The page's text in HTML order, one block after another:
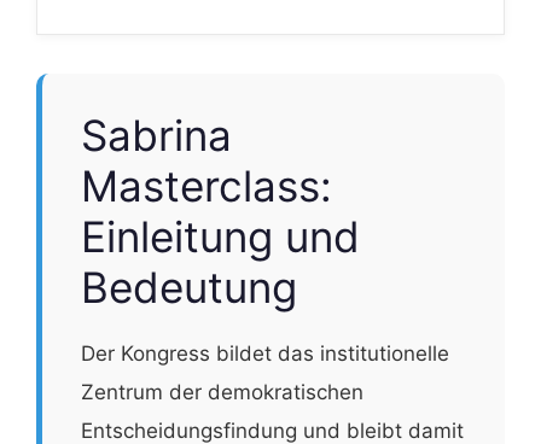
Sabrina
Masterclass:
Einleitung und
Bedeutung
Der Kongress bildet das institutionelle
Zentrum der demokratischen
Entscheidungsfindung und bleibt damit